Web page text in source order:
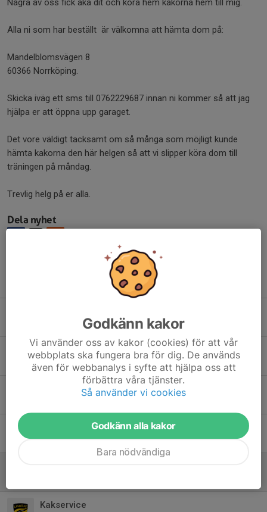
Några av oss fick åka dit och köra hem kakorna hem till mig.
Alla ni som har beställt är välkomna att hämta dom på:
Mandelblomsvägen 8
60366 Norrköping.
Skicka iväg ett sms till 0762229687 innan ni kommer så att jag
hjälpa er att öppna upp garaget.
Det vore väldigt tacksamt om så många som möjligt kunde
hämta kakorna den här helgen så att vi slipper köra dom till
träningen på måndag.
Trevlig helg på er alla.
Dela nyhet
6 aug, 12:02
Match mot Malmö FF 27 augusti
12 jul, 21:11
Lagaktivitet – IFK Norrköping vs Varberg
Jönsbergska cup 14/6
12 jun, 09:31
Kakservice
Godkänn kakor
Vi använder oss av kakor (cookies) för att vår
webbplats ska fungera bra för dig. De används
även för webbanalys i syfte att hjälpa oss att
förbättra våra tjänster.
Så använder vi cookies
Godkänn alla kakor
Bara nödvändiga